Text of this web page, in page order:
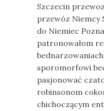
Szczecin
przewóz Niemcy
do Niemiec
patronowałom
sporomorfowi
pasjonować
robinsonom
chichoczącym